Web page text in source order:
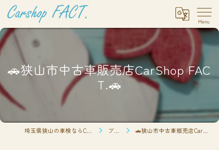
🚗狭山市中古車販売店CarShop FAC
T.🚗
ブログ 🚗狭山市中古車販売店CarShop FACT.🚗